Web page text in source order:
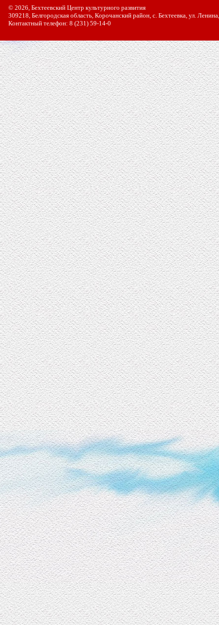
© 2026, Бехтеевский Центр культурного развития
309218, Белгородская область, Корочанский район, с. Бехтеевка, ул.
Контактный телефон: 8 (231) 59-14-0